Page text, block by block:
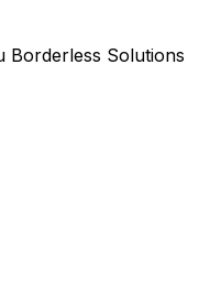
Borderless Solutions